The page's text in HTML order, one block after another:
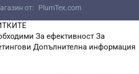
от: PlumTex.com
За ефективност За
Допълнителна информация